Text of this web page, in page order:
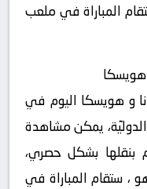
المباراة في ملعب
هويسكا
و هويسكا اليوم في
الدوليّة، يمكن مشاهدة
بنقلها بشكل حصري،
، ستقام المباراة في